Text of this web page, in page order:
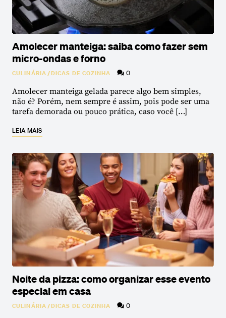
Amolecer manteiga: saiba como fazer sem
micro-ondas e forno
CULINÁRIA/DICAS DE COZINHA 0
Amolecer manteiga gelada parece algo bem simples,
não é? Porém, nem sempre é assim, pois pode ser uma
tarefa demorada ou pouco prática, caso você […]
LEIA MAIS
Noite da pizza: como organizar esse evento
especial em casa
CULINÁRIA/DICAS DE COZINHA 0